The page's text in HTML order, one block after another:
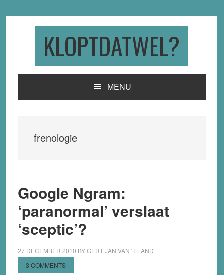
KLOPTDATWEL?
MENU
frenologie
Google Ngram:
‘paranormal’ verslaat
‘sceptic’?
27 DECEMBER 2010 BYGERT JAN VAN 'T LAND
3 COMMENTS